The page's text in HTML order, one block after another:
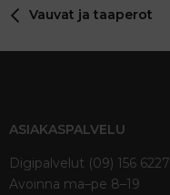
Vauvat ja taaperot
ASIAKASPALVELU
Digipalvelut (09) 156 6227
Avoinna ma–pe 8–19